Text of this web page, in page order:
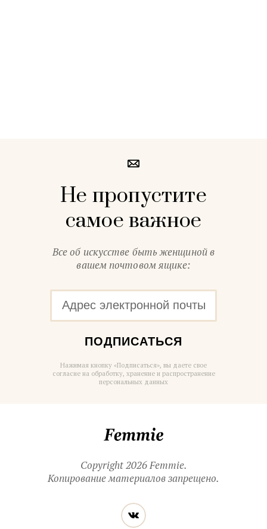
Не пропустите
самое важное
Все об искусстве быть женщиной в
вашем почтовом ящике:
ПОДПИСАТЬСЯ
Нажимая кнопку «Подписаться», вы даете свое
согласие на обработку, хранение и распространение
персональных данных
Copyright 2026 Femmie.
Копирование материалов запрещено.
Читайте
нас